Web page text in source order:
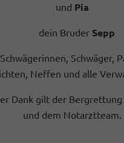
und Pia
dein Bruder Sepp
Schwäger,
Neffen und alle
Dank gilt der
und dem Notarztteam.